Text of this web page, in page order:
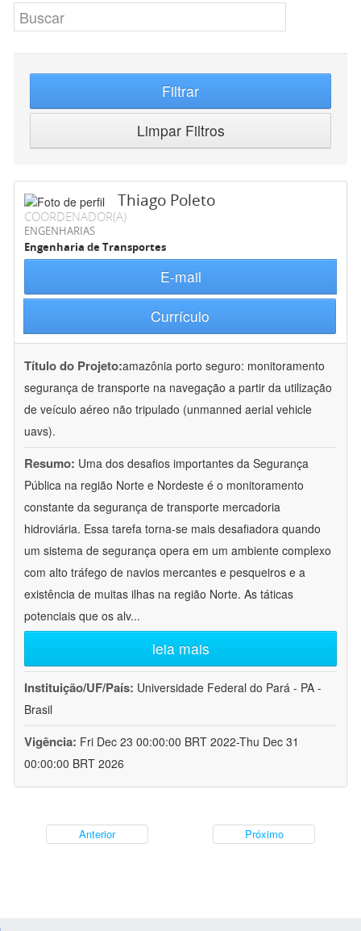
Filtrar
Limpar Filtros
Thiago Poleto
COORDENADOR(A)
ENGENHARIAS
Engenharia de Transportes
E-mail
Currículo
Título do Projeto:amazônia porto seguro: monitoramento
segurança de transporte na navegação a partir da utilização
de veículo aéreo não tripulado (unmanned aerial vehicle
uavs).
Resumo: Uma dos desafios importantes da Segurança
Pública na região Norte e Nordeste é o monitoramento
constante da segurança de transporte mercadoria
hidroviária. Essa tarefa torna-se mais desafiadora quando
um sistema de segurança opera em um ambiente complexo
com alto tráfego de navios mercantes e pesqueiros e a
existência de muitas ilhas na região Norte. As táticas
potenciais que os alv...
leia mais
Instituição/UF/País: Universidade Federal do Pará - PA -
Brasil
Vigência: Fri Dec 23 00:00:00 BRT 2022-Thu Dec 31
00:00:00 BRT 2026
Anterior Próximo